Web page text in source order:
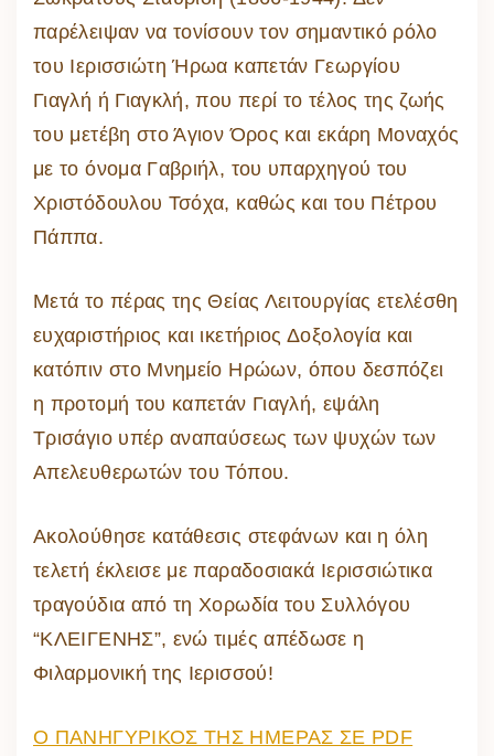
παρέλειψαν να τονίσουν τον σημαντικό ρόλο
του Ιερισσιώτη Ήρωα καπετάν Γεωργίου
Γιαγλή ή Γιαγκλή, που περί το τέλος της ζωής
του μετέβη στο Άγιον Όρος και εκάρη Μοναχός
με το όνομα Γαβριήλ, του υπαρχηγού του
Χριστόδουλου Τσόχα, καθώς και του Πέτρου
Πάππα.
Μετά το πέρας της Θείας Λειτουργίας ετελέσθη
ευχαριστήριος και ικετήριος Δοξολογία και
κατόπιν στο Μνημείο Ηρώων, όπου δεσπόζει
η προτομή του καπετάν Γιαγλή, εψάλη
Τρισάγιο υπέρ αναπαύσεως των ψυχών των
Απελευθερωτών του Τόπου.
Ακολούθησε κατάθεσις στεφάνων και η όλη
τελετή έκλεισε με παραδοσιακά Ιερισσιώτικα
τραγούδια από τη Χορωδία του Συλλόγου
“ΚΛΕΙΓΕΝΗΣ”, ενώ τιμές απέδωσε η
Φιλαρμονική της Ιερισσού!
Ο ΠΑΝΗΓΥΡΙΚΟΣ ΤΗΣ ΗΜΕΡΑΣ ΣΕ PDF